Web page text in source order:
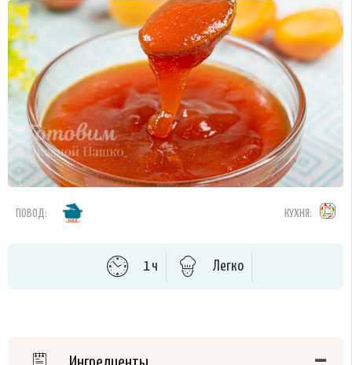
ПОВОД: КУХНЯ:
1 ч Легко